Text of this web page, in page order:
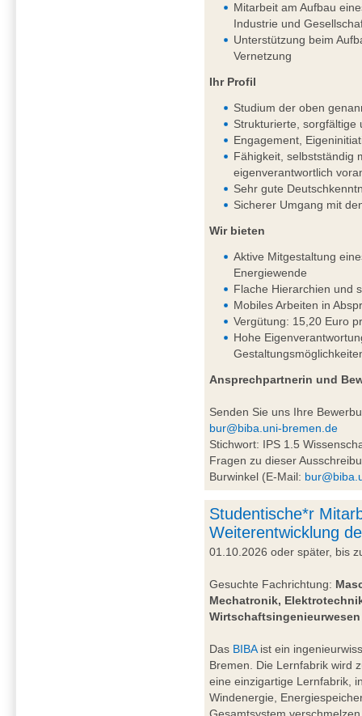
Mitarbeit am Aufbau
Industrie und
Unterstützung beim
Vernetzung
Ihr Profil
Studium der oben
Strukturierte, sorgfältige
Engagement,
Fähigkeit, selbstständig
eigenverantwortlich
Sehr gute
Sicherer Umgang mit
Wir bieten
Aktive Mitgestaltung
Energiewende
Flache Hierarchien und
Mobiles Arbeiten in
Vergütung: 15,20 Euro
Hohe
Ansprechpartnerin und
Senden Sie uns Ihre
bur@biba.uni-bremen.de
Stichwort: IPS 1.5
Fragen zu dieser
Burwinkel (E-Mail:
Studentische*r
Weiterentwicklung
01.10.2026 oder später, bis
Gesuchte Fachrichtung:
Mechatronik,
Das BIBAist ein
Bremen. Die Lernfabrik wird
eine einzigartige Lernfabrik,
Windenergie,